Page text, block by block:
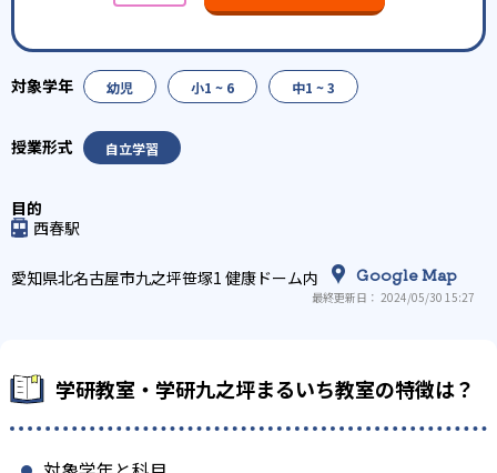
幼児 小1 ~ 6 中1 ~ 3
自立学習
西春駅
愛知県北名古屋市九之坪笹塚1 健康ドーム内 Google Map
最終更新日： 2024/05/30 15:27
学研教室・学研九之坪まるいち教室の特徴は？